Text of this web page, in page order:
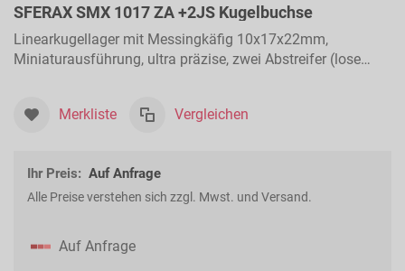
SFERAX SMX 1017 ZA +2JS Kugelbuchse
Linearkugellager mit Messingkäfig 10x17x22mm,
Miniaturausführung, ultra präzise, zwei Abstreifer (lose
Merkliste Vergleichen
Ihr Preis: Auf Anfrage
Alle Preise verstehen sich zzgl. Mwst. und Versand.
Auf Anfrage